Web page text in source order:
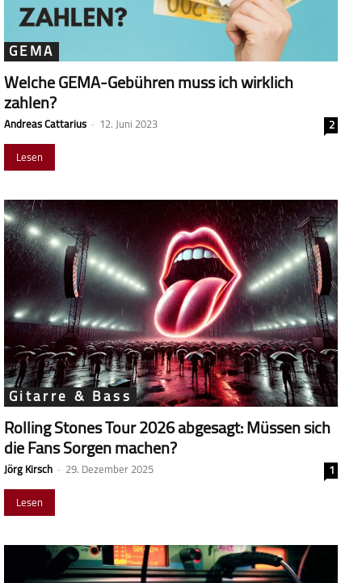
GEMA
Welche GEMA-Gebühren muss ich wirklich
zahlen?
Andreas Cattarius - 12. Juni 2023
2
Lesen
Gitarre & Bass
Rolling Stones Tour 2026 abgesagt: Müssen sich
die Fans Sorgen machen?
Jörg Kirsch - 29. Dezember 2025
1
Lesen